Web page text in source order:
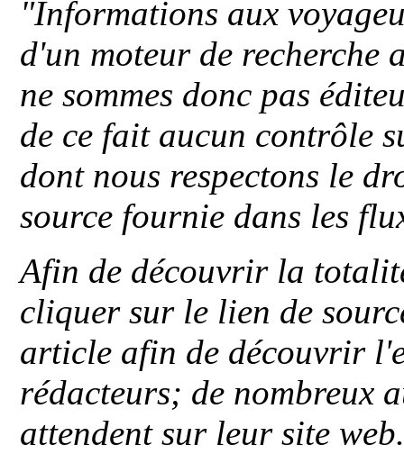
"Informations aux
d'un moteur de recherche
ne sommes donc pas
de ce fait aucun contrôle
dont nous respectons le
source fournie dans les
Afin de découvrir la
cliquer sur le lien de
article afin de découvrir
rédacteurs; de nombreux
attendent sur leur site